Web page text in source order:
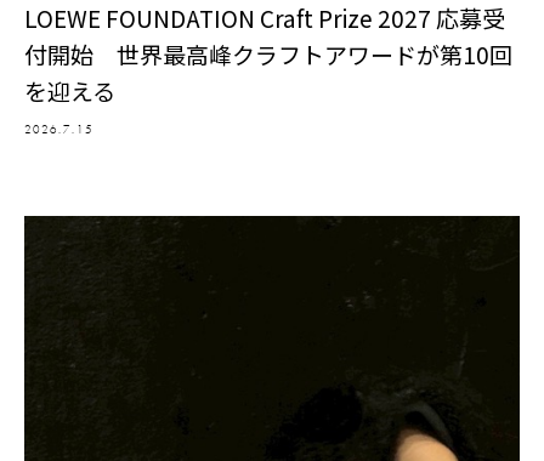
LOEWE FOUNDATION Craft Prize 2027 応募受
付開始 世界最高峰クラフトアワードが第10回
を迎える
2026.7.15